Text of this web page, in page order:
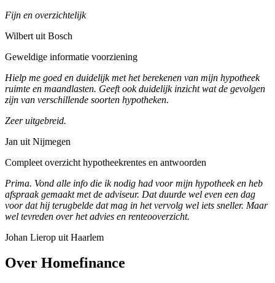
Fijn en overzichtelijk
Wilbert uit Bosch
Geweldige informatie voorziening
Hielp me goed en duidelijk met het berekenen van mijn hypotheek
ruimte en maandlasten. Geeft ook duidelijk inzicht wat de gevolgen
zijn van verschillende soorten hypotheken.
Zeer uitgebreid.
Jan uit Nijmegen
Compleet overzicht hypotheekrentes en antwoorden
Prima. Vond alle info die ik nodig had voor mijn hypotheek en heb
afspraak gemaakt met de adviseur. Dat duurde wel even een dag
voor dat hij terugbelde dat mag in het vervolg wel iets sneller. Maar
wel tevreden over het advies en renteooverzicht.
Johan Lierop uit Haarlem
Over Homefinance